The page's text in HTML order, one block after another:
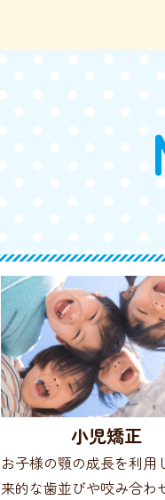
小児矯正
お子様の顎の成長を利用
来的な歯並びや咬み合わ